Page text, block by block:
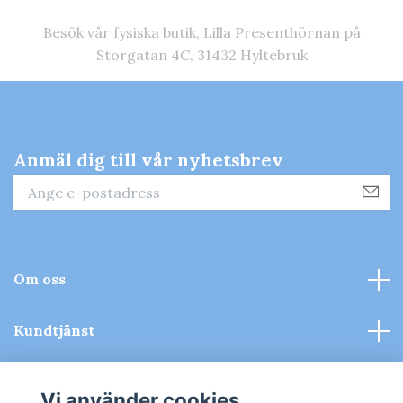
Besök vår fysiska butik, Lilla Presenthörnan på
Storgatan 4C, 31432 Hyltebruk
Anmäl dig till vår nyhetsbrev
Om oss
Kundtjänst